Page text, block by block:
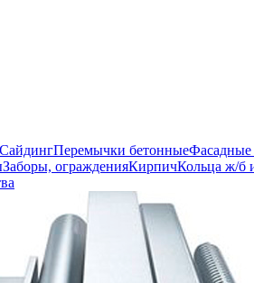
СайдингПеремычки бетонные
Заборы, огражденияКирпичКольца ж/б